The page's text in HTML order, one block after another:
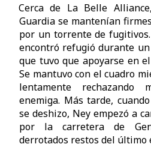
Cerca de La Belle
Guardia se mantenían
por un torrente de
encontró refugió durante
que tuvo que apoyarse en
Se mantuvo con el cuadro
lentamente
enemiga. Más tarde,
se deshizo, Ney empezó a
por la carretera de
derrotados restos del último